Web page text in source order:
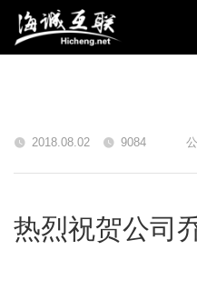
2018.08.02 9084
热烈祝贺公司